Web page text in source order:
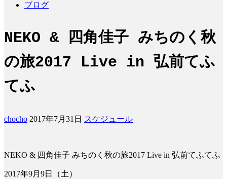
ブログ
NEKO & 四角佳子 みちのく秋
の旅2017 Live in 弘前てふ
てふ
chocho 2017年7月31日 スケジュール
NEKO & 四角佳子 みちのく秋の旅2017 Live in 弘前てふてふ
2017年9月9日（土）